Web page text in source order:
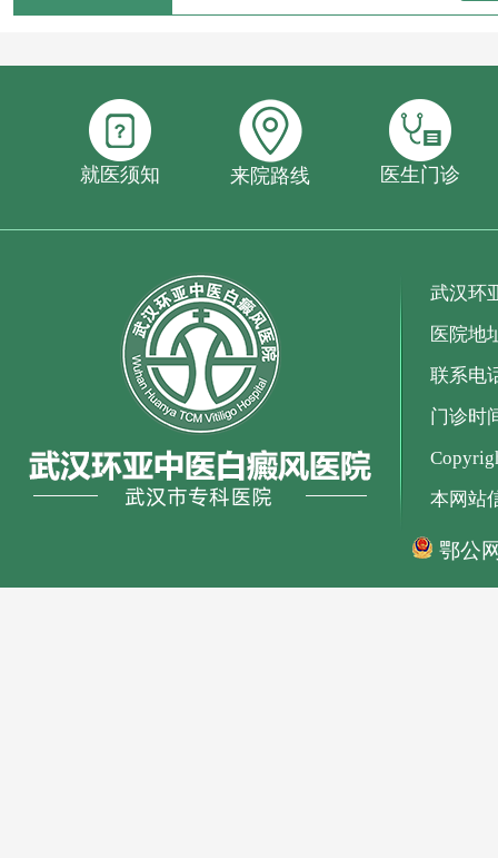
就医须知 来院路线 医生门诊
武汉环
医院地
联系电
门诊时
本网站
鄂公